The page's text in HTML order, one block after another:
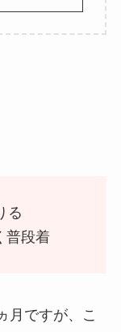
る
普段着
月ですが、こ